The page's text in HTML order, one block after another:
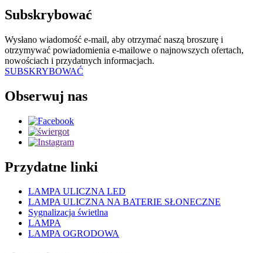
Subskrybować
Wysłano wiadomość e-mail, aby otrzymać naszą broszurę i
otrzymywać powiadomienia e-mailowe o najnowszych ofertach,
nowościach i przydatnych informacjach.
SUBSKRYBOWAĆ
Obserwuj nas
Przydatne linki
LAMPA ULICZNA LED
LAMPA ULICZNA NA BATERIE SŁONECZNE
Sygnalizacja świetlna
LAMPA
LAMPA OGRODOWA